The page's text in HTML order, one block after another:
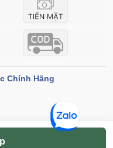
Chính Hãng